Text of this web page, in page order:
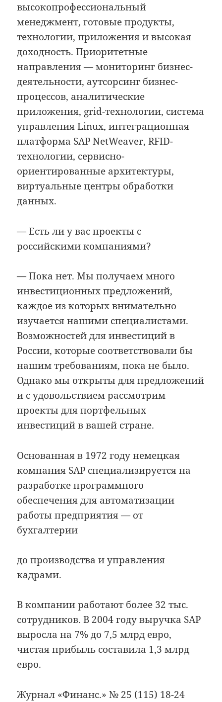
высокопрофессиональный
менеджмент, готовые продукты,
технологии, приложения и высокая
доходность. Приоритетные
направления — мониторинг бизнес-
деятельности, аутсорсинг бизнес-
процессов, аналитические
приложения, grid-технологии, система
управления Linux, интеграционная
платформа SAP NetWeaver, RFID-
технологии, cервисно-
ориентированные архитектуры,
виртуальные центры обработки
данных.
— Есть ли у вас проекты с
российскими компаниями?
— Пока нет. Мы получаем много
инвестиционных предложений,
каждое из которых внимательно
изучается нашими специалистами.
Возможностей для инвестиций в
России, которые соответствовали бы
нашим требованиям, пока не было.
Однако мы открыты для предложений
и с удовольствием рассмотрим
проекты для портфельных
инвестиций в вашей стране.
Основанная в 1972 году немецкая
компания SAP специализируется на
разработке программного
обеспечения для автоматизации
работы предприятия — от
бухгалтерии
до производства и управления
кадрами.
В компании работают более 32 тыс.
сотрудников. В 2004 году выручка SAP
выросла на 7% до 7,5 млрд евро,
чистая прибыль составила 1,3 млрд
евро.
Журнал «Финанс.» № 25 (115) 18-24